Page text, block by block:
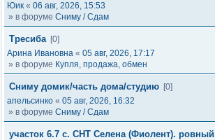
Юик « 06 авг, 2026, 15:53
» в форуме Сниму / Сдам
Тресиба [0]
Арина Ивановна « 05 авг, 2026, 17:17
» в форуме Купля, продажа, обмен
Сниму домик/часть дома/студию [0]
апельсинко « 05 авг, 2026, 16:32
» в форуме Сниму / Сдам
участок 6.7 с. СНТ Селена (Фиолент).